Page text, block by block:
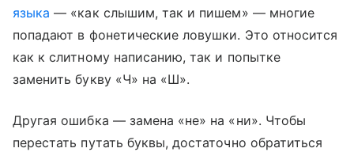
языка — «как слышим, так и пишем» — многие
попадают в фонетические ловушки. Это относится
как к слитному написанию, так и попытке
заменить букву «Ч» на «Ш».
Другая ошибка — замена «не» на «ни». Чтобы
перестать путать буквы, достаточно обратиться